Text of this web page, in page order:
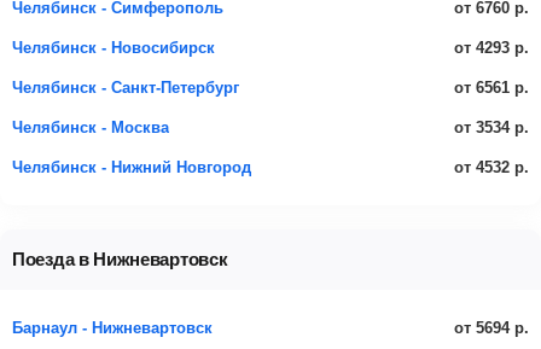
Челябинск - Симферополь от 6760 р.
Челябинск - Новосибирск от 4293 р.
Челябинск - Санкт-Петербург от 6561 р.
Челябинск - Москва от 3534 р.
Челябинск - Нижний Новгород от 4532 р.
Поезда в Нижневартовск
Барнаул - Нижневартовск от 5694 р.